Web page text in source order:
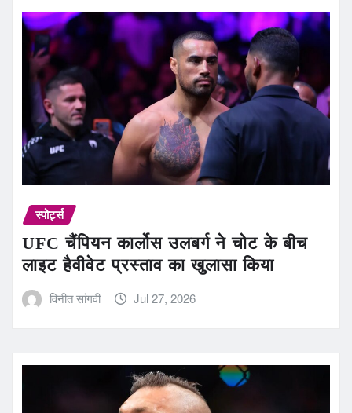
स्पोर्ट्स
UFC चैंपियन कार्लोस उलबर्ग ने चोट के बीच
लाइट हैवीवेट प्रस्ताव का खुलासा किया
विनीत सांगवी Jul 27, 2026